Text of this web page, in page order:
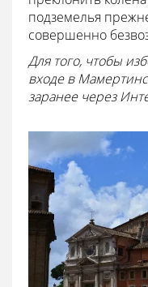
подземелья
совершенно
Для того, чтобы
входе в
заранее через